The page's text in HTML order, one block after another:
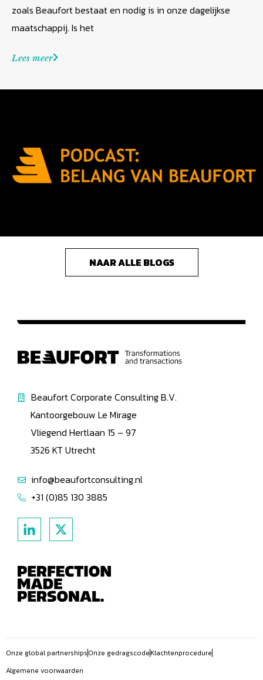
zoals Beaufort bestaat en nodig is in onze dagelijkse
maatschappij. Is het
Lees meer
NAAR ALLE BLOGS
Beaufort Corporate Consulting B.V.
Kantoorgebouw Le Mirage
Vliegend Hertlaan 15 – 97
3526 KT Utrecht
info@beaufortconsulting.nl
+31 (0)85 130 3885
Onze global partnershipsOnze gedragscodeKlachtenprocedure
Algemene voorwaarden